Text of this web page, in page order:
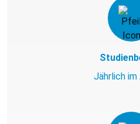
Jährlich im